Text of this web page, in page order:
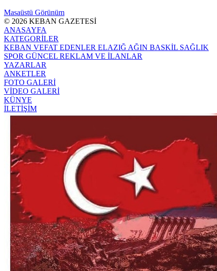
Masaüstü Görünüm
© 2026 KEBAN GAZETESİ
ANASAYFA
KATEGORİLER
KEBAN VEFAT EDENLER ELAZIĞ AĞIN BASKİL SAĞLIK
SPOR GÜNCEL REKLAM VE İLANLAR
YAZARLAR
ANKETLER
FOTO GALERİ
VİDEO GALERİ
KÜNYE
İLETİŞİM